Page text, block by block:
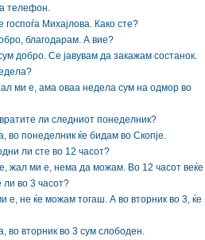
телефон.
госпоѓа Михајлова. Како сте?
благодарам. А вие?
добро. Се јавувам да закажам состанок.
ми е, ама оваа недела сум на одмор во
ли следниот понеделник?
во понеделник ќе бидам во Скопје.
ли сте во 12 часот?
жал ми е, нема да можам. Во 12 часот веќе
во 3 часот?
е, не ќе можам тогаш. А во вторник во 3, ќе
во вторник во 3 сум слободен.